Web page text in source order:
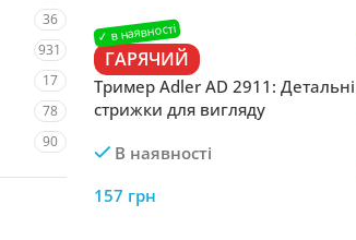
36
931
17
78
90
ГАРЯЧИЙ
Тример Adler AD 2911: Детальні
стрижки для вигляду
В наявності
157 грн